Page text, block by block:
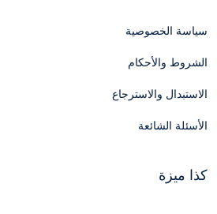
سياسة الخصوصية
الشروط والأحكام
الاستبدال والاسترجاع
الأسئلة الشائعة
كذا ميزة